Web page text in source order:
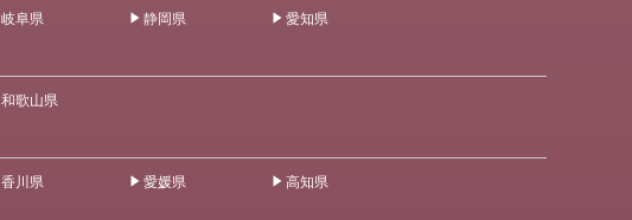
岐阜県 静岡県 愛知県
和歌山県
香川県 愛媛県 高知県